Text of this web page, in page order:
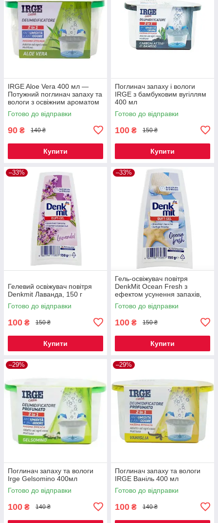
IRGE Aloe Vera 400 мл —
Потужний поглинач запаху та
вологи з освіжним ароматом
алое
Готово до відправки
90 ₴ 140 ₴
Купити
Поглинач запаху і вологи
IRGE з бамбуковим вугіллям
400 мл
Готово до відправки
100 ₴ 150 ₴
Купити
–33%
Гелевий освіжувач повітря
Denkmit Лаванда, 150 г
Готово до відправки
100 ₴ 150 ₴
Купити
–33%
Гель-освіжувач повітря
DenkMit Ocean Fresh з
ефектом усунення запахів,
150 г
Готово до відправки
100 ₴ 150 ₴
Купити
–29%
Поглинач запаху та вологи
Irge Gelsomino 400мл
Готово до відправки
100 ₴ 140 ₴
–29%
Поглинач запаху та вологи
IRGE Ваніль 400 мл
Готово до відправки
100 ₴ 140 ₴